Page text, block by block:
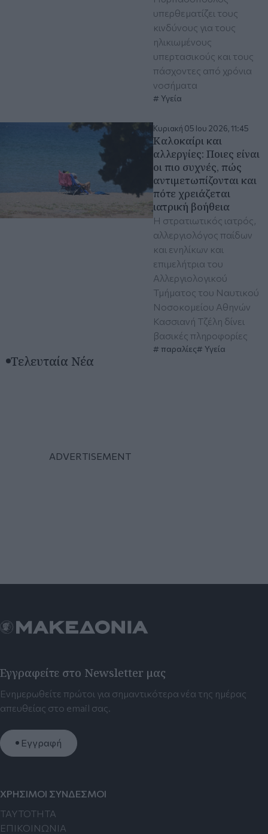
υπερθεματίζει τους
κινδύνους για τους
ηλικιωμένους
υπερτασικούς και τους
πάσχοντες από χρόνια
νοσήματα
Υγεία
Κυριακή 05 Ιου 2026, 11:45
Καλοκαίρι και
αλλεργίες: Ποιες είναι
οι πιο συχνές, πώς
αντιμετωπίζονται και
πότε χρειάζεται
ιατρική βοήθεια
Η στρατιωτικός ιατρός,
αλλεργιολόγος παίδων
και ενηλίκων και
επιμελήτρια του
Αλλεργιολογικού
Τμήματος του Ναυτικού
Νοσοκομείου Αθηνών
Κασσιανή Τζέλη δίνει
βασικές πληροφορίες
παραλίες Υγεία
Τελευταία Νέα
Εγγραφείτε στο Newsletter μας
Ενημερωθείτε πρώτοι για σημαντικότερα νέα της ημέρας
απευθείας στο email σας.
Εγγραφή
ΧΡΗΣΙΜΟΙ ΣΥΝΔΕΣΜΟΙ
TAYTOTHTA
ΕΠΙΚΟΙΝΩΝΙΑ